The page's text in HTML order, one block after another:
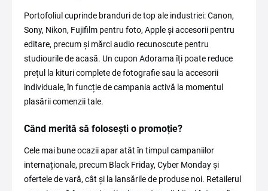
Portofoliul cuprinde branduri de top ale industriei: Canon,
Sony, Nikon, Fujifilm pentru foto, Apple și accesorii pentru
editare, precum și mărci audio recunoscute pentru
studiourile de acasă. Un cupon Adorama îți poate reduce
prețul la kituri complete de fotografie sau la accesorii
individuale, în funcție de campania activă la momentul
plasării comenzii tale.
Când merită să folosești o promoție?
Cele mai bune ocazii apar atât în timpul campaniilor
internaționale, precum Black Friday, Cyber Monday și
ofertele de vară, cât și la lansările de produse noi. Retailerul